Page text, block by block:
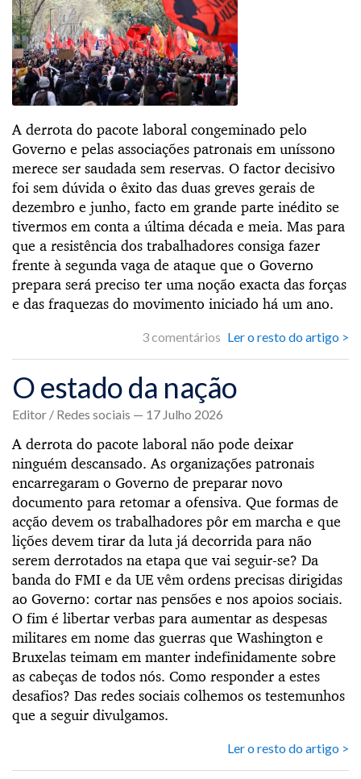
A derrota do pacote laboral congeminado pelo
Governo e pelas associações patronais em uníssono
merece ser saudada sem reservas. O factor decisivo
foi sem dúvida o êxito das duas greves gerais de
dezembro e junho, facto em grande parte inédito se
tivermos em conta a última década e meia. Mas para
que a resistência dos trabalhadores consiga fazer
frente à segunda vaga de ataque que o Governo
prepara será preciso ter uma noção exacta das forças
e das fraquezas do movimento iniciado há um ano.
3 comentários Ler o resto do artigo >
O estado da nação
Editor / Redes sociais — 17 Julho 2026
A derrota do pacote laboral não pode deixar
ninguém descansado. As organizações patronais
encarregaram o Governo de preparar novo
documento para retomar a ofensiva. Que formas de
acção devem os trabalhadores pôr em marcha e que
lições devem tirar da luta já decorrida para não
serem derrotados na etapa que vai seguir-se? Da
banda do FMI e da UE vêm ordens precisas dirigidas
ao Governo: cortar nas pensões e nos apoios sociais.
O fim é libertar verbas para aumentar as despesas
militares em nome das guerras que Washington e
Bruxelas teimam em manter indefinidamente sobre
as cabeças de todos nós. Como responder a estes
desafios? Das redes sociais colhemos os testemunhos
que a seguir divulgamos.
Ler o resto do artigo >